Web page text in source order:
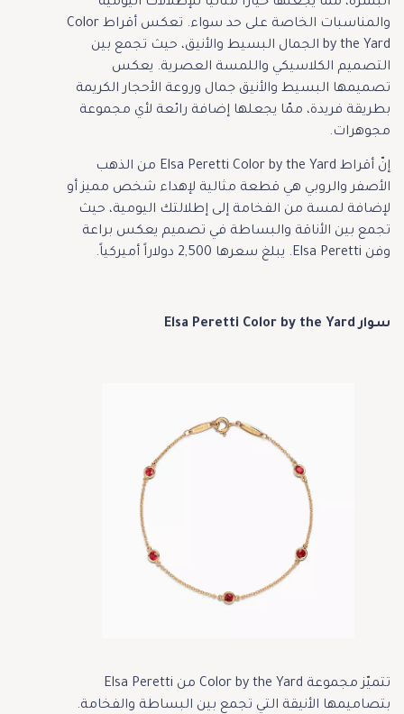
والمناسبات الخاصة على حد سواء. تعكس أقراط Color
by the Yard الجمال البسيط والأنيق، حيث تجمع بين
التصميم الكلاسيكي واللمسة العصرية. يعكس
تصميمها البسيط والأنيق جمال وروعة الأحجار الكريمة
بطريقة فريدة، ممّا يجعلها إضافة رائعة لأي مجموعة
مجوهرات.
إنّ أقراط Elsa Peretti Color by the Yard من الذهب
الأصفر والروبي هي قطعة مثالية لإهداء شخص مميز أو
لإضافة لمسة من الفخامة إلى إطلالتك اليومية، حيث
تجمع بين الأناقة والبساطة في تصميم يعكس براعة
وفن Elsa Peretti. يبلغ سعرها 2,500 دولاراً أميركياً.
سوار Elsa Peretti Color by the Yard
تتميّز مجموعة Color by the Yard من Elsa Peretti
بتصاميمها الأنيقة التي تجمع بين البساطة والفخامة.